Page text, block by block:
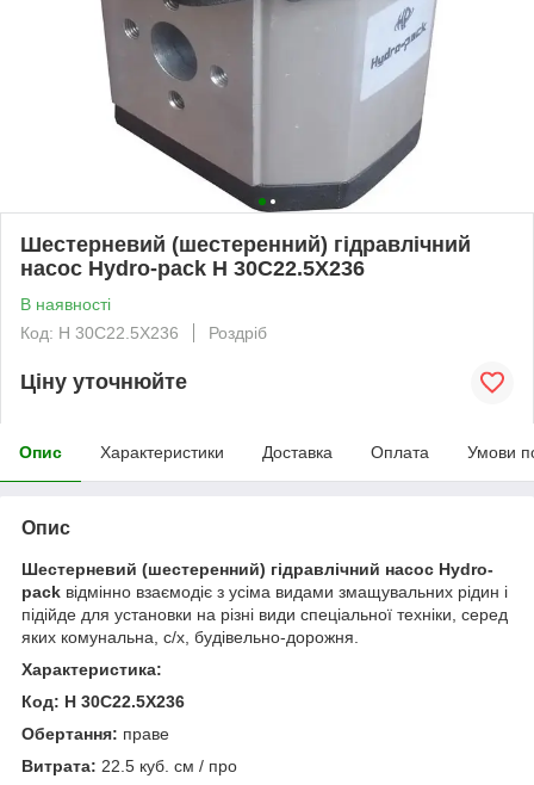
Шестерневий (шестеренний) гідравлічний
насос Hydro-pack H 30C22.5X236
В наявності
Код: H 30C22.5X236
Роздріб
Ціну уточнюйте
Опис Характеристики Доставка Оплата Умови
Опис
Шестерневий (шестеренний) гідравлічний насос Hydro-
pack відмінно взаємодіє з усіма видами змащувальних рідин і
підійде для установки на різні види спеціальної техніки, серед
яких комунальна, с/х, будівельно-дорожня.
Характеристика:
Код: H 30C22.5X236
Обертання: праве
Витрата: 22.5 куб. см / про